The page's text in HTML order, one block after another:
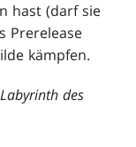
hast (darf sie
Prerelease
kämpfen.
Labyrinth des